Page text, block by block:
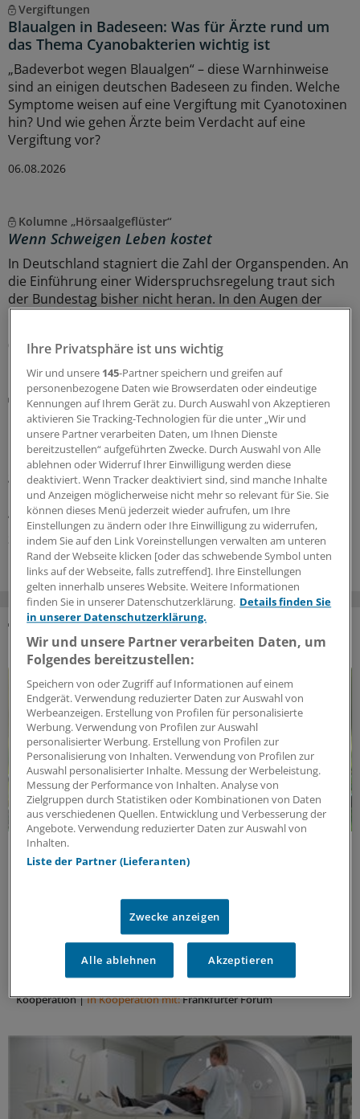
Vergiftungen
Blaualgen in Badeseen: Was für Ärzte rund um
das Thema Cyanobakterien wichtig ist
„Badeverbot wegen Blaualgen“ – diese Warnhinweise
sind an einigen deutschen Badeseen zu finden. Welche
Symptome weisen auf eine Vergiftung mit Cyanotoxinen
hin? Und wie gehen Ärzte beim Verdacht auf eine
Vergiftung vor?
06.08.2026
Kolumne „Hörsaalgeflüster“
Wenn Schweigen Leben kostet
In Deutschland stagniert die Zahl der Organspenden. An
die Einführung einer Widerspruchsregelung traut sich
der Bundestag bisher nicht heran. In den Augen der
bvmd führt daran kein Weg vorbei.
06.08.2026
Start-up
Kryokonservierung: Der Traum vom ewigen
Leben
Langlebigkeitsforscher Emil Kendziorra hat ein Start-up
gegründet, das Menschen nach dem Tod
kryokonserviert. Kritik an seinem Projekt ist der Arzt
gewohnt – lässt sich aber nicht beirren.
31.07.2026
DAS KÖNNTE SIE AUCH INTERESSIEREN
Klimawandel und Gesundheitswesen
Klimaschutz und Gesundheit:
Was bedeutet der Klimawandel für die menschliche
Gesundheit? Welche Menschen sind besonders
betroffen, wie können sie geschützt und auf
Klimaextreme vorbereitet werden? Und was bedeutet
das für Praxen und Kliniken?
Kooperation|In Kooperation mit:Frankfurter Forum
Ihre Privatsphäre ist uns wichtig
Wir und unsere 145-Partner speichern und greifen auf
personenbezogene Daten wie Browserdaten oder eindeutige
Kennungen auf Ihrem Gerät zu. Durch Auswahl von Akzeptieren
aktivieren Sie Tracking-Technologien für die unter „Wir und
unsere Partner verarbeiten Daten, um Ihnen Dienste
bereitzustellen“ aufgeführten Zwecke. Durch Auswahl von Alle
ablehnen oder Widerruf Ihrer Einwilligung werden diese
deaktiviert. Wenn Tracker deaktiviert sind, sind manche Inhalte
und Anzeigen möglicherweise nicht mehr so relevant für Sie. Sie
können dieses Menü jederzeit wieder aufrufen, um Ihre
Einstellungen zu ändern oder Ihre Einwilligung zu widerrufen,
indem Sie auf den Link Voreinstellungen verwalten am unteren
Rand der Webseite klicken [oder das schwebende Symbol unten
links auf der Webseite, falls zutreffend]. Ihre Einstellungen
gelten innerhalb unseres Website. Weitere Informationen
finden Sie in unserer Datenschutzerklärung. Details finden Sie
in unserer Datenschutzerklärung.
Wir und unsere Partner verarbeiten Daten, um
Folgendes bereitzustellen:
Speichern von oder Zugriff auf Informationen auf einem
Endgerät. Verwendung reduzierter Daten zur Auswahl von
Werbeanzeigen. Erstellung von Profilen für personalisierte
Werbung. Verwendung von Profilen zur Auswahl
personalisierter Werbung. Erstellung von Profilen zur
Personalisierung von Inhalten. Verwendung von Profilen zur
Auswahl personalisierter Inhalte. Messung der Werbeleistung.
Messung der Performance von Inhalten. Analyse von
Zielgruppen durch Statistiken oder Kombinationen von Daten
aus verschiedenen Quellen. Entwicklung und Verbesserung der
Angebote. Verwendung reduzierter Daten zur Auswahl von
Inhalten.
Liste der Partner (Lieferanten)
Zwecke anzeigen
Alle ablehnen Akzeptieren